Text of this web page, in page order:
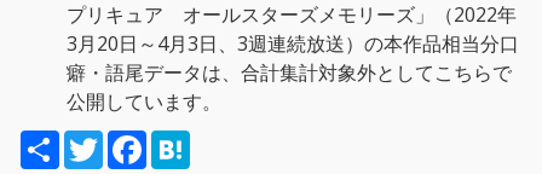
プリキュア オールスターズメモリーズ」（2022年
3月20日～4月3日、3週連続放送）の本作品相当分口
癖・語尾データは、合計集計対象外としてこちらで
公開しています。
S
h
T
w
F
a